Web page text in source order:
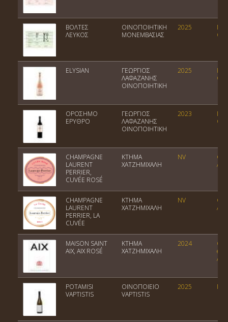
ΒΟΛΤΕΣ
ΛΕΥΚΟΣ
ΟΙΝΟΠΟΙΗΤΙΚΗ
ΜΟΝΕΜΒΑΣΙΑΣ
2025
ELYSIAN
ΓΕΩΡΓΙΟΣ
ΛΑΦΑΖΑΝΗΣ
ΟΙΝΟΠΟΙΗΤΙΚΗ
2025
ΟΡΟΣΗΜΟ
ΕΡΥΘΡΟ
ΓΕΩΡΓΙΟΣ
ΛΑΦΑΖΑΝΗΣ
ΟΙΝΟΠΟΙΗΤΙΚΗ
2023
CHAMPAGNE
LAURENT
PERRIER,
CUVÉE ROSÉ
ΚΤΗΜΑ
ΧΑΤΖΗΜΙΧΑΛΗ
NV
CHAMPAGNE
LAURENT
PERRIER, LA
CUVÉE
ΚΤΗΜΑ
ΧΑΤΖΗΜΙΧΑΛΗ
NV
MAISON SAINT
AIX, ΑΙΧ ROSÉ
ΚΤΗΜΑ
ΧΑΤΖΗΜΙΧΑΛΗ
2024
en-
POTAMISI
VAPTISTIS
ΟΙΝΟΠΟΙΕΙΟ
VAPTISTIS
2025